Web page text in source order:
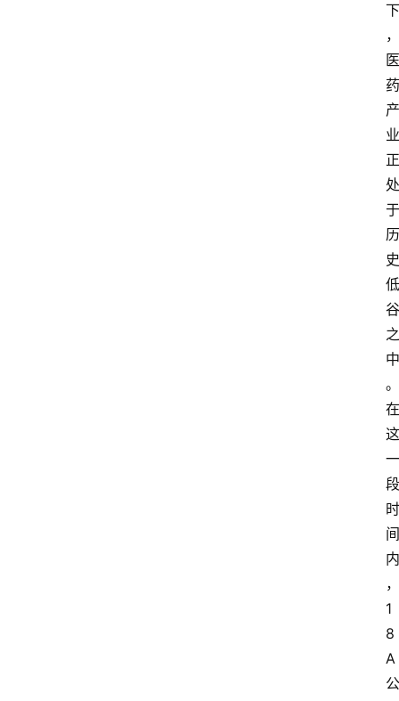
下
，
医
药
产
业
正
处
于
历
史
低
谷
之
中
。
在
这
一
段
时
间
内
，
1
8
A
公